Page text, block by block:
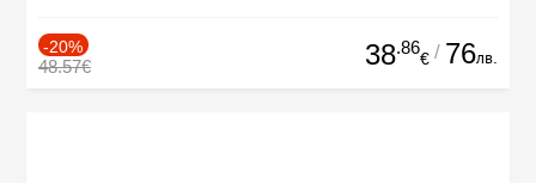
-20%
48.57€ 38.86
€ / 76лв.